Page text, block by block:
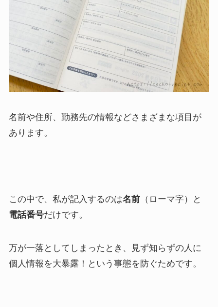
名前や住所、勤務先の情報などさまざまな項目が
あります。
この中で、私が記入するのは名前（ローマ字）と
電話番号だけです。
万が一落としてしまったとき、見ず知らずの人に
個人情報を大暴露！という事態を防ぐためです。